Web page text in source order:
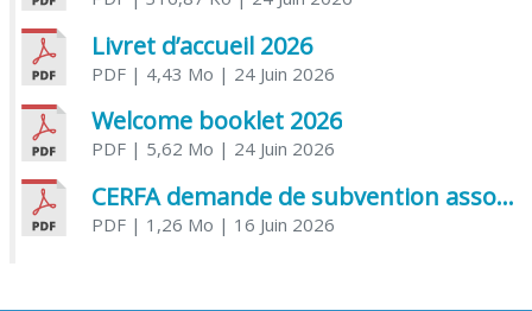
Livret d’accueil 2026
PDF| 4,43 Mo | 24 Juin 2026
Welcome booklet 2026
PDF| 5,62 Mo | 24 Juin 2026
CERFA demande de subvention association
PDF| 1,26 Mo | 16 Juin 2026